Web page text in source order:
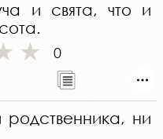
и свята, что и
0
ни